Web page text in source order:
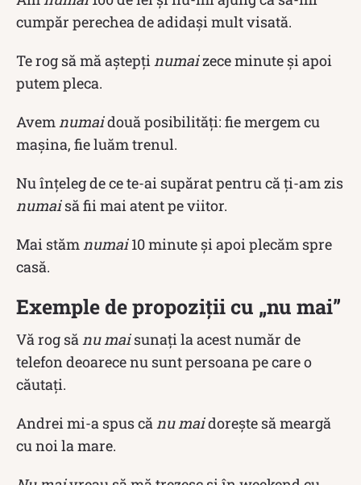
cumpăr perechea de adidași mult visată.
Te rog să mă aștepți numaizece minute și apoi
putem pleca.
Avem numaidouă posibilități: fie mergem cu
mașina, fie luăm trenul.
Nu înțeleg de ce te-ai supărat pentru că ți-am zis
numaisă fii mai atent pe viitor.
Mai stăm numai10 minute și apoi plecăm spre
casă.
Exemple de propoziții cu „nu mai”
Vă rog să nu maisunați la acest număr de
telefon deoarece nu sunt persoana pe care o
căutați.
Andrei mi-a spus că nu maidorește să meargă
cu noi la mare.